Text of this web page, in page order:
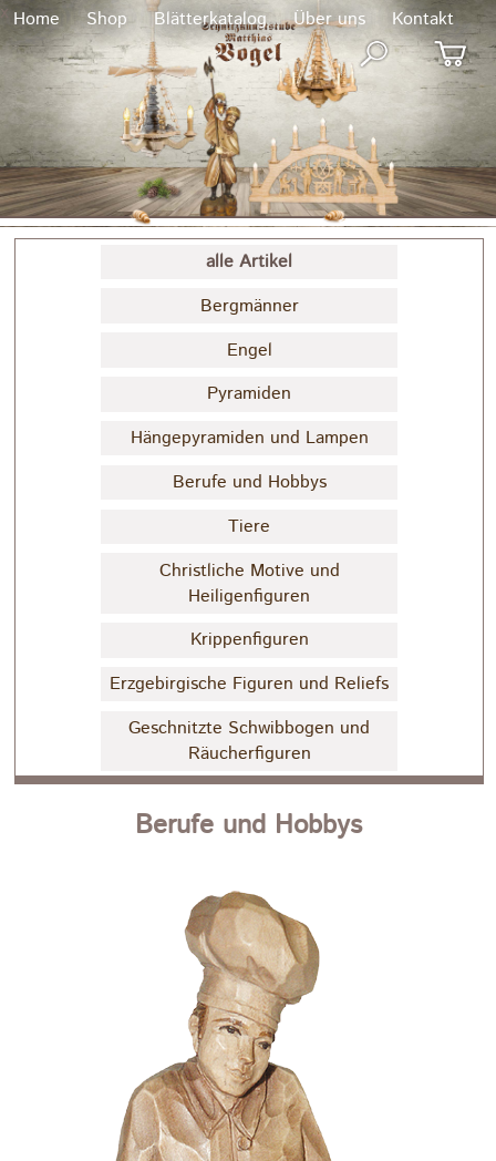
Home Shop Blätterkatalog Über uns Kontakt
alle Artikel
Bergmänner
Engel
Pyramiden
Hängepyramiden und Lampen
Berufe und Hobbys
Tiere
Christliche Motive und
Heiligenfiguren
Krippenfiguren
Erzgebirgische Figuren und Reliefs
Geschnitzte Schwibbogen und
Räucherfiguren
Berufe und Hobbys
x